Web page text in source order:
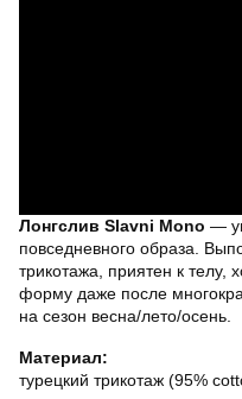
Лонгслив Slavni Mono —
повседневного образа.
трикотажа, приятен к телу,
форму даже после
на сезон весна/лето/осень.
Материал:
турецкий трикотаж (95%